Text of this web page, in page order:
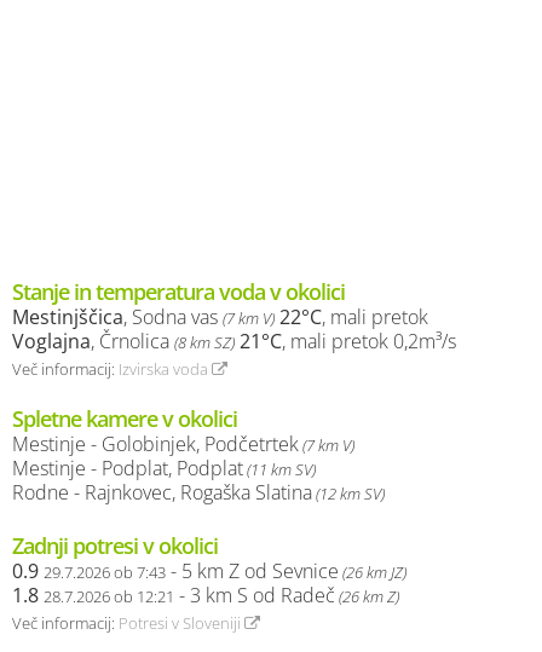
Stanje in temperatura voda v okolici
Mestinjščica, Sodna vas (7 km V) 22°C, mali pretok
Voglajna, Črnolica (8 km SZ) 21°C, mali pretok 0,2m³/s
Več informacij: Izvirska voda
Spletne kamere v okolici
Mestinje - Golobinjek, Podčetrtek(7 km V)
Mestinje - Podplat, Podplat(11 km SV)
Rodne - Rajnkovec, Rogaška Slatina(12 km SV)
Zadnji potresi v okolici
0.9 29.7.2026 ob 7:43 - 5 km Z od Sevnice (26 km JZ)
1.8 28.7.2026 ob 12:21 - 3 km S od Radeč (26 km Z)
Več informacij: Potresi v Sloveniji